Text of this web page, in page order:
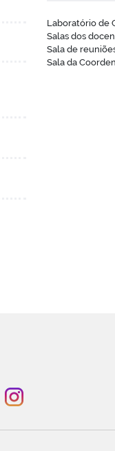
Laboratório de
Salas dos
Sala de
Sala da